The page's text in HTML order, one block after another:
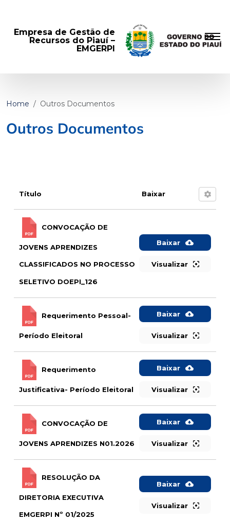
Empresa de Gestão de
Recursos do Piauí –
EMGERPI
Home Outros Documentos
Outros Documentos
Título Baixar
CONVOCAÇÃO DE
JOVENS APRENDIZES
CLASSIFICADOS NO PROCESSO
SELETIVO DOEPI_126
Baixar
Visualizar
Requerimento Pessoal-
Período Eleitoral
Baixar
Visualizar
Requerimento
Justificativa- Período Eleitoral
Baixar
Visualizar
CONVOCAÇÃO DE
JOVENS APRENDIZES N01.2026
Baixar
Visualizar
RESOLUÇÃO DA
DIRETORIA EXECUTIVA
EMGERPI Nº 01/2025
Baixar
Visualizar